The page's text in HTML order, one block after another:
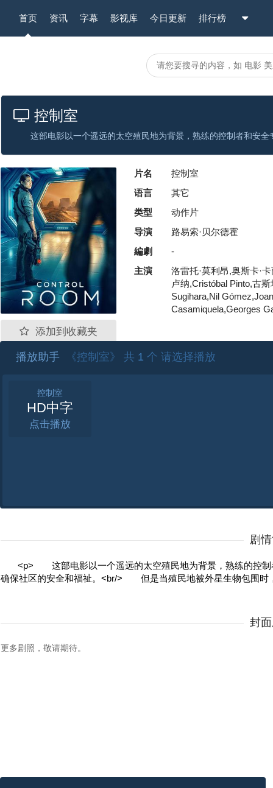
首页 资讯 字幕 影视库 今日更新 排行榜
控制室
添加到收藏夹
片名
控制室
语言
其它
类型
动作片
导演
路易索·贝尔德霍
編劇
-
主演
洛雷托·莫利昂,奥斯卡·
卢纳,Cristóbal Pinto,古
Sugihara,Nil
Casamiquela,Georges
播放助手 《控制室》 共 1 个 请选择播放
控制室
HD中字
点击
剧
<p> 这部电影以一个遥远的太空殖民地为背景，熟练的控制
确保社区的安全和福祉。<br/> 但是当殖民地被外星生物包围时
封
更多剧照，敬请期待。